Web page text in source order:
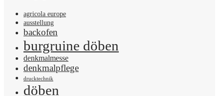
agricola europe
ausstellung
backofen
burgruine döben
denkmalmesse
denkmalpflege
drucktechnik
döben